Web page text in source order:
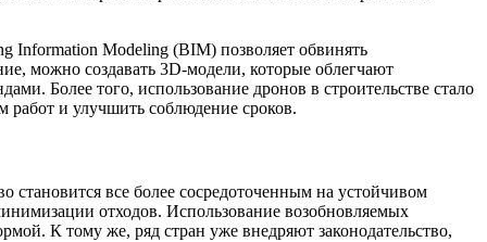
Information Modeling (BIM) позволяет обвинять
можно создавать 3D-модели, которые облегчают
Более того, использование дронов в строительстве стало
работ и улучшить соблюдение сроков.
становится все более сосредоточенным на устойчивом
отходов. Использование возобновляемых
К тому же, ряд стран уже внедряют законодательство,